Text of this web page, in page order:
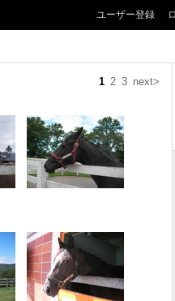
ユーザー登録
1 2 3 next>